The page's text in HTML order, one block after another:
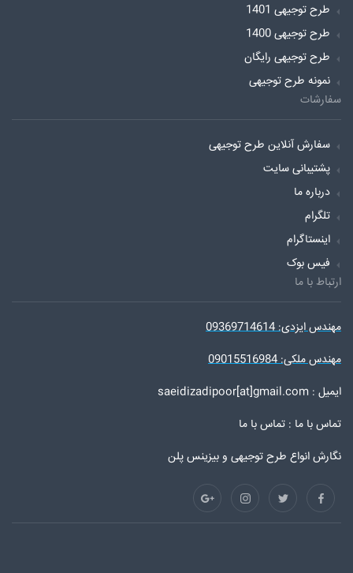
طرح توجیهی 1401
طرح توجیهی 1400
طرح توجیهی رایگان
نمونه طرح توجیهی
سفارشات
سفارش آنلاین طرح توجیهی
پشتیبانی سایت
درباره ما
تلگرام
اینستاگرام
فیس بوک
ارتباط با ما
مهندس ایزدی: 09369714614
مهندس ملکی: 09015516984
ایمیل : saeidizadipoor[at]gmail.com
تماس با ما : تماس با ما
نگارش انواع طرح توجیهی و بیزینس پلن